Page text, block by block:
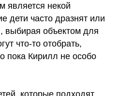
является некой
дети часто дразнят или
выбирая объектом для
что-то отобрать,
пока Кирилл не особо
которые подходят